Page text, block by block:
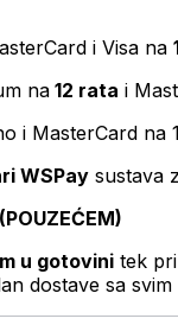
i Visa na
na 12 rata i
i MasterCard na
WSPay sustava
u gotovini tek
dostave sa svim